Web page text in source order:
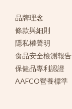
品牌理念
條款與細則
隱私權聲明
食品安全檢測報告
保健品專利認證
AAFCO營養標準